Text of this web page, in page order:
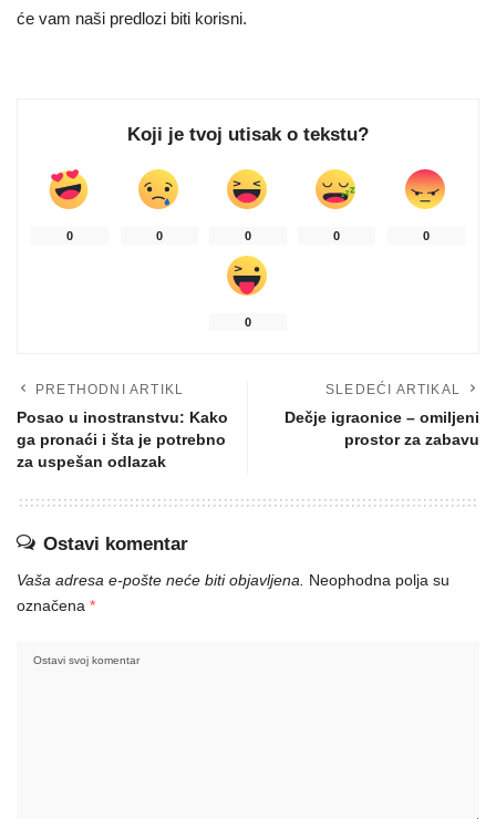
će vam naši predlozi biti korisni.
Koji je tvoj utisak o tekstu?
0 0 0 0 0
0
PRETHODNI ARTIKL
Posao u inostranstvu: Kako
ga pronaći i šta je potrebno
za uspešan odlazak
SLEDEĆI ARTIKAL
Dečje igraonice – omiljeni
prostor za zabavu
Ostavi komentar
Vaša adresa e-pošte neće biti objavljena.
Neophodna polja su
označena *